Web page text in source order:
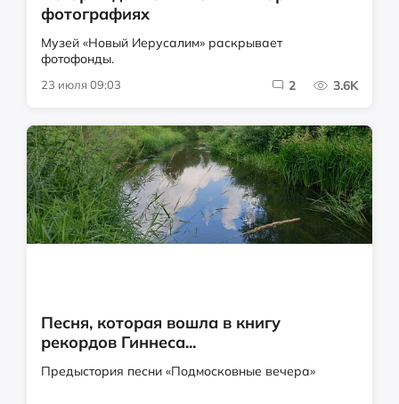
фотографиях
Музей «Новый Иерусалим» раскрывает
фотофонды.
23 июля 09:03 2 3.6K
Песня, которая вошла в книгу
рекордов Гиннеса...
Предыстория песни «Подмосковные вечера»